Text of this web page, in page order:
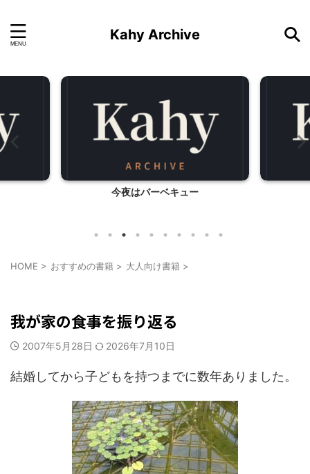
Kahy Archive
今夜はバーベキュー
HOME > おすすめの書籍 > 大人向け書籍 >
我が家の食事を振り返る
2007年5月28日 2026年7月10日
結婚してから子どもを持つまでに数年ありました。